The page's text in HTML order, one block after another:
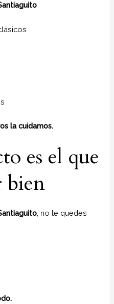
la cuidamos.
es el que
bien
, no te quedes